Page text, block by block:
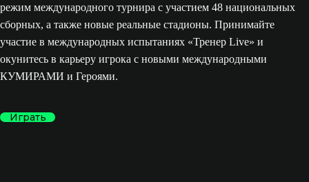
режим международного турнира с участием 48 национальных
сборных, а также новые реальные стадионы. Принимайте
участие в международных испытаниях «Тренер Live» и
окунитесь в карьеру игрока с новыми международными
КУМИРАМИ и Героями.
Играть